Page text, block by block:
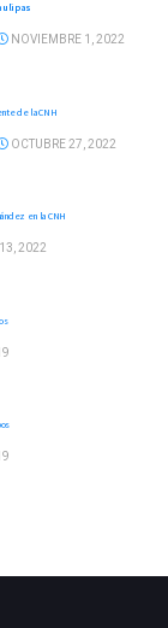
NOVIEMBRE 1, 2022
de la CNH
OCTUBRE 27, 2022
en la CNH
2022